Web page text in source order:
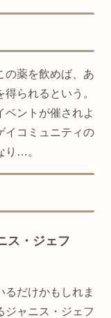
の薬を飲めば、あ
られるという。
ベントが催されよ
イコミュニティの
り…。
ス・ジェフ
るだけかもしれま
ジャニス・ジェフ